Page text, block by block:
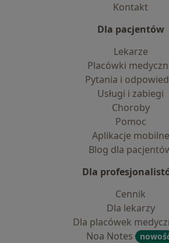
Kontakt
Dla pacjentów
Lekarze
Placówki
Pytania i
Usługi i zabiegi
Choroby
Pomoc
Aplikacje mobilne
Blog dla
Dla
Cennik
Dla lekarzy
Dla placówek
Noa Notes